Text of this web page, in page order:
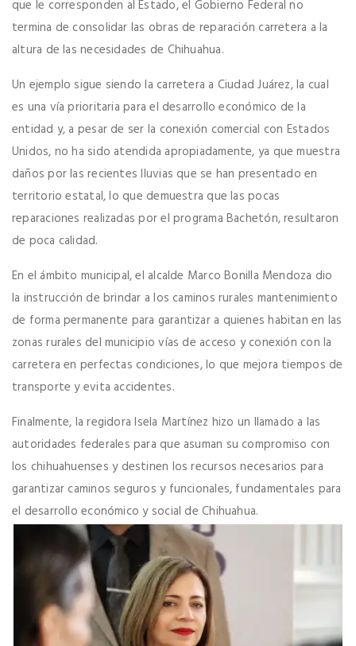
que le corresponden al Estado, el Gobierno Federal no
termina de consolidar las obras de reparación carretera a la
altura de las necesidades de Chihuahua.
Un ejemplo sigue siendo la carretera a Ciudad Juárez, la cual
es una vía prioritaria para el desarrollo económico de la
entidad y, a pesar de ser la conexión comercial con Estados
Unidos, no ha sido atendida apropiadamente, ya que muestra
daños por las recientes lluvias que se han presentado en
territorio estatal, lo que demuestra que las pocas
reparaciones realizadas por el programa Bachetón, resultaron
de poca calidad.
En el ámbito municipal, el alcalde Marco Bonilla Mendoza dio
la instrucción de brindar a los caminos rurales mantenimiento
de forma permanente para garantizar a quienes habitan en las
zonas rurales del municipio vías de acceso y conexión con la
carretera en perfectas condiciones, lo que mejora tiempos de
transporte y evita accidentes.
Finalmente, la regidora Isela Martínez hizo un llamado a las
autoridades federales para que asuman su compromiso con
los chihuahuenses y destinen los recursos necesarios para
garantizar caminos seguros y funcionales, fundamentales para
el desarrollo económico y social de Chihuahua.